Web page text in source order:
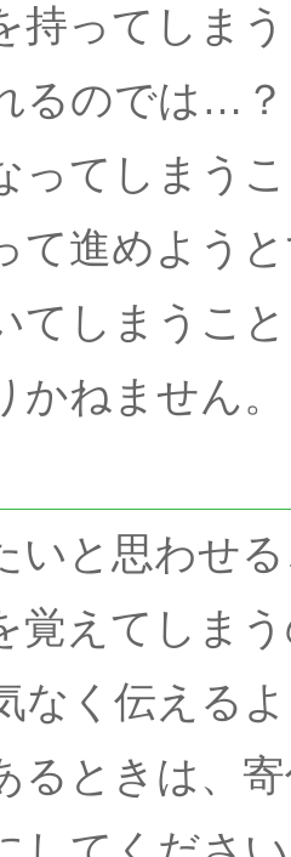
持ってしま
るのでは…
ってしまう
て進めよう
てしまうこ
かねません。
いと思わせ
覚えてしま
なく伝える
るときは、